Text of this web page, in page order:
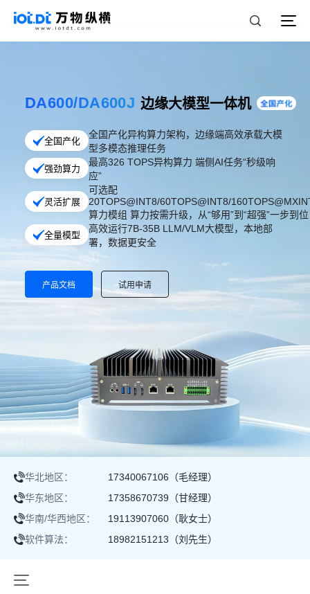
DA600/DA600J 边缘大模型一体机
全国产化
全国产化异构算力架构，边缘端高效承载大模
型多模态推理任务
强劲算力
最高326 TOPS异构算力 端侧AI任务“秒级响
应”
灵活扩展
可选配
20TOPS@INT8/60TOPS@INT8/
算力模组 算力按需升级，从“够用”到“超强”一步到位
全量模型
高效运行7B-35B LLM/VLM大模型，本地部
署，数据更安全
产品文档 试用申请
华北地区：
17340067106（毛经理）
华东地区：
17358670739（甘经理）
华南/华西地区：
19113907060（耿女士）
软件算法：
18982151213（刘先生）